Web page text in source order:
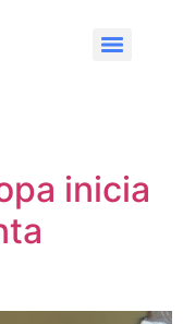
inicia